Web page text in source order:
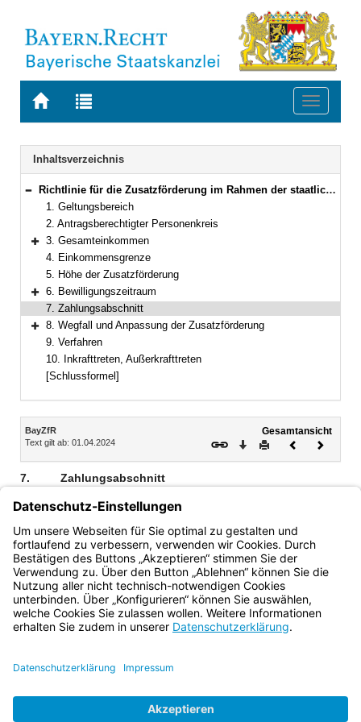
Zur
BAYERN.RECHT
Zur
letzten
Suche
Toggle
Navigation
Inhaltsverzeichnis
Bereich reduzieren
Richtlinie für die Zusatzförderung im Rahmen der staatlichen Wohnungsfürsorge
1. Geltungsbereich
2. Antragsberechtigter Personenkreis
Bereich erweitern
3. Gesamteinkommen
4. Einkommensgrenze
5. Höhe der Zusatzförderung
Bereich erweitern
6. Bewilligungszeitraum
7. Zahlungsabschnitt
Bereich erweitern
8. Wegfall und Anpassung der Zusatzförderung
9. Verfahren
10. Inkrafttreten, Außerkrafttreten
[Schlussformel]
Inhalt
BayZfR
Text gilt ab: 01.04.2024
Gesamtansicht
Download
DruckenVorheriges
7. Zahlungsabschnitt
1Die Auszahlung der Zusatzförderung erfolgt jeweils
monatlich (= Zahlungsabschnitt) im Voraus.
Auszahlung beginnt und endet jeweils mit dem
Bewilligungszeitraum.
Bayern.de
BayernPortal
Impressum